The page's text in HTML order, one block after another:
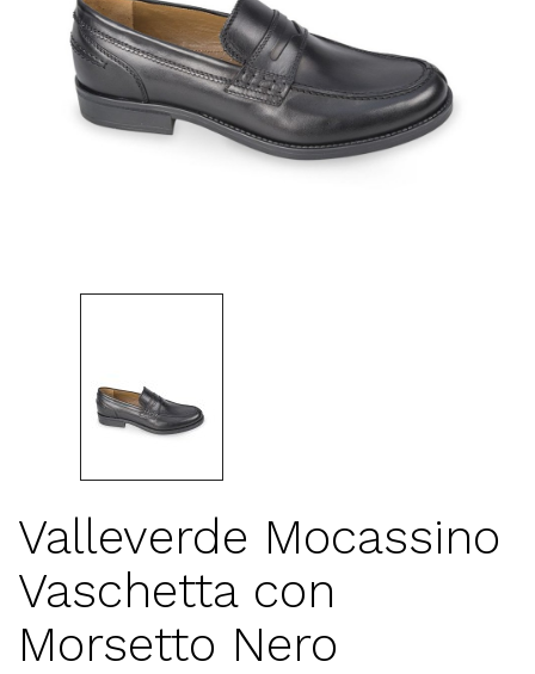
Valleverde Mocassino
Vaschetta con
Morsetto Nero